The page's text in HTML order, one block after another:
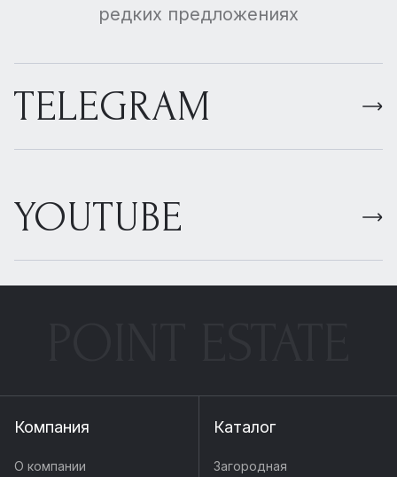
редких предложениях
TELEGRAM
YOUTUBE
Компания
О компании
Каталог
Загородная